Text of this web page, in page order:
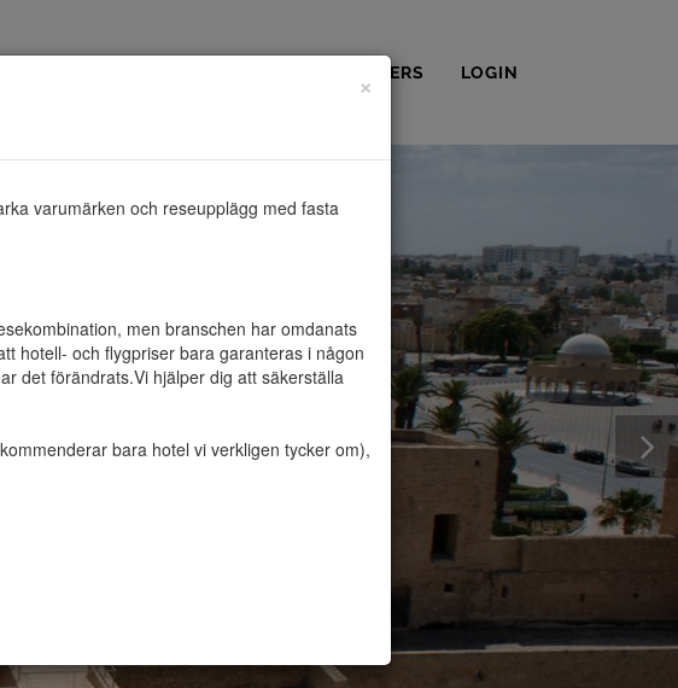
PARTNERS LOGIN
×
varumärken och reseupplägg med fasta
men branschen har omdanats
hotell- och flygpriser bara garanteras i någon
det förändrats.Vi hjälper dig att säkerställa
bara hotel vi verkligen tycker om),